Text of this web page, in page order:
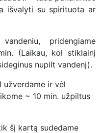
išvalyti su spirituota ar
pridengiame
(Laikau, kol stiklainį
nupilt vandenį).
užverdame ir vėl
~ 10 min. užpiltus
šį kartą sudedame